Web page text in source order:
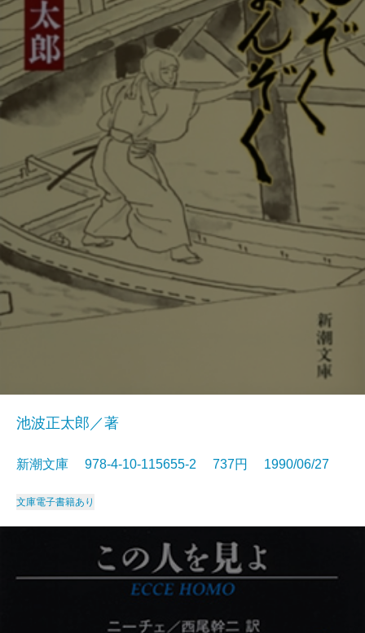
池波正太郎／著
新潮文庫 978-4-10-115655-2 737円 1990/06/27
文庫電子書籍あり